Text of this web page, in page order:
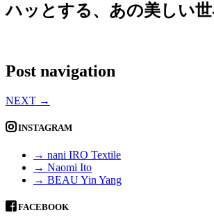
ハッとする、あの美しい
Post navigation
NEXT →
INSTAGRAM
→ nani IRO Textile
→ Naomi Ito
→ BEAU Yin Yang
FACEBOOK